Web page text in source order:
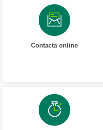
Contacta online